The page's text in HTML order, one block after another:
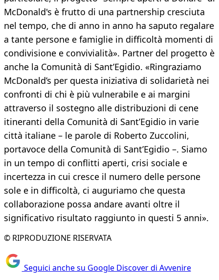
McDonald's è frutto di una partnership cresciuta
nel tempo, che di anno in anno ha saputo regalare
a tante persone e famiglie in difficoltà momenti di
condivisione e convivialità». Partner del progetto è
anche la Comunità di Sant’Egidio. «Ringraziamo
McDonald’s per questa iniziativa di solidarietà nei
confronti di chi è più vulnerabile e ai margini
attraverso il sostegno alle distribuzioni di cene
itineranti della Comunità di Sant’Egidio in varie
città italiane – le parole di Roberto Zuccolini,
portavoce della Comunità di Sant’Egidio –. Siamo
in un tempo di conflitti aperti, crisi sociale e
incertezza in cui cresce il numero delle persone
sole e in difficoltà, ci auguriamo che questa
collaborazione possa andare avanti oltre il
significativo risultato raggiunto in questi 5 anni».
© RIPRODUZIONE RISERVATA
Seguici anche su Google Discover di Avvenire